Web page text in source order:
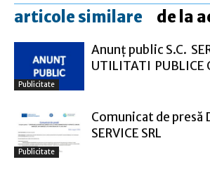
articole similare de la
Publicitate
Anunţ public S.C.
UTILITATI PUBLICE
Publicitate
Comunicat de presă
SERVICE SRL